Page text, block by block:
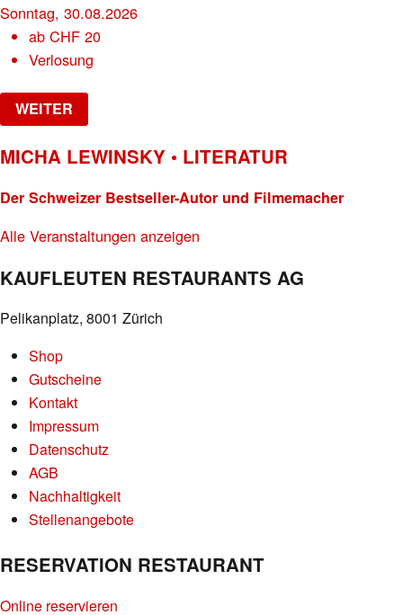
Sonntag, 30.08.2026
abCHF 20
Verlosung
WEITER
MICHA LEWINSKY • LITERATUR
Der Schweizer Bestseller-Autor und Filmemacher
Alle Veranstaltungen anzeigen
KAUFLEUTEN RESTAURANTS AG
Pelikanplatz, 8001 Zürich
Shop
Gutscheine
Kontakt
Impressum
Datenschutz
AGB
Nachhaltigkeit
Stellenangebote
RESERVATION RESTAURANT
Online reservieren